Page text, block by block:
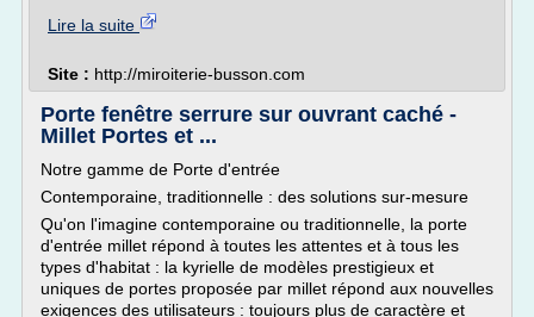
Lire la suite
Site : http://miroiterie-busson.com
Porte fenêtre serrure sur ouvrant caché -
Millet Portes et ...
Notre gamme de Porte d'entrée
Contemporaine, traditionnelle : des solutions sur-mesure
Qu'on l'imagine contemporaine ou traditionnelle, la porte
d'entrée millet répond à toutes les attentes et à tous les
types d'habitat : la kyrielle de modèles prestigieux et
uniques de portes proposée par millet répond aux nouvelles
exigences des utilisateurs : toujours plus de caractère et